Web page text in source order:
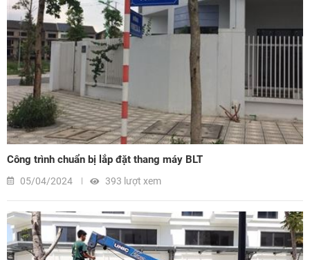
Công trình chuẩn bị lắp đặt thang máy BLT
05/04/2024 393 lượt xem